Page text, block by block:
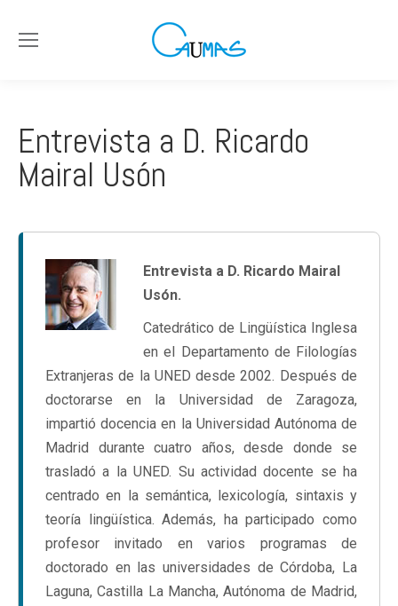
Entrevista a D. Ricardo
Mairal Usón
Entrevista a D. Ricardo Mairal
Usón.
Catedrático de Lingüística Inglesa
en el Departamento de Filologías
Extranjeras de la UNED desde 2002. Después de
doctorarse en la Universidad de Zaragoza,
impartió docencia en la Universidad Autónoma de
Madrid durante cuatro años, desde donde se
trasladó a la UNED. Su actividad docente se ha
centrado en la semántica, lexicología, sintaxis y
teoría lingüística. Además, ha participado como
profesor invitado en varios programas de
doctorado en las universidades de Córdoba, La
Laguna, Castilla La Mancha, Autónoma de Madrid,